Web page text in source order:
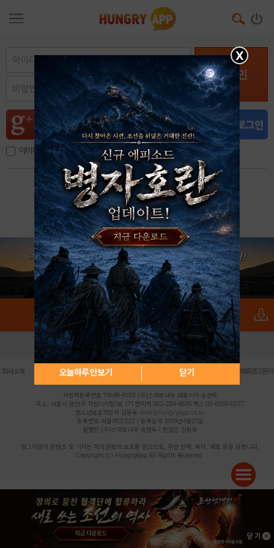
로그인
아이디, 이메일 저장
아이디 / 비밀번호 찾기 회원가입
X
오늘하루 안보기 닫기
로그인 PC버전 전체앱
회사소개 | 개인정보 처리방침 불법촬영물 신고센터 제휴광고문의
사업자등록번호:119-86-61101 (주)스마트나우 대표이사:송현두
주소: 서울시 금천구 가산디지털1로 171 연락처:063-284-8635 팩스:02-6265-0377
청소년보호책임자:김동욱 desk@hungryapp.co.kr
등록번호:서울아02322 | 등록일자:2016년4월25일
발행인:(주)스마트나우 송현두 | 편집인:김동욱
헝그리앱의 콘텐츠 및 기사는 저작권법의 보호를 받으므로, 무단 전재, 복사, 배포 등을 금합니다.
Copyright (c) HungryApp All Rights Reserved.